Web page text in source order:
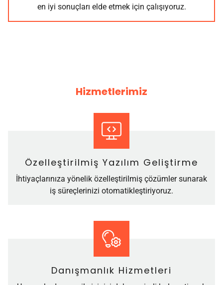
en iyi sonuçları elde etmek için çalışıyoruz.
Hizmetlerimiz
Özelleştirilmiş Yazılım Geliştirme
İhtiyaçlarınıza yönelik özelleştirilmiş çözümler sunarak
iş süreçlerinizi otomatikleştiriyoruz.
Danışmanlık Hizmetleri